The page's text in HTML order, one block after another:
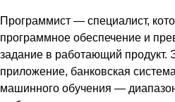
Программист — специалист,
программное обеспечение и
задание в работающий продукт.
приложение, банковская
машинного обучения —